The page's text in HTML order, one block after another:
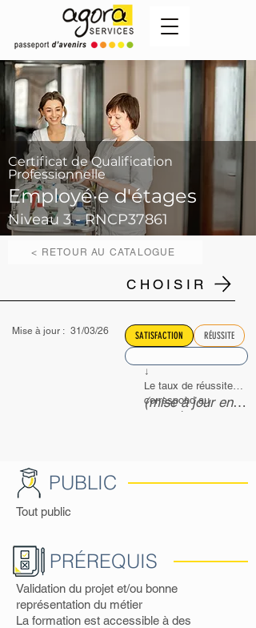
Certificat de Qualification
Professionnelle
Employé·e d'étages
Niveau 3 - RNCP37861
< RETOUR AU CATALOGUE
CHOISIR
Mise à jour : 31/03/26 SATISFACTION RÉUSSITE
↓
Le taux de réussite
correspond au
pourcentage
(mise à jour en
PUBLIC
Tout public
PRÉREQUIS
Validation du projet et/ou bonne
représentation du métier
La formation est accessible à des